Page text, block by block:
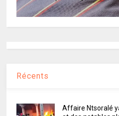
Récents
Affaire Ntsoralé